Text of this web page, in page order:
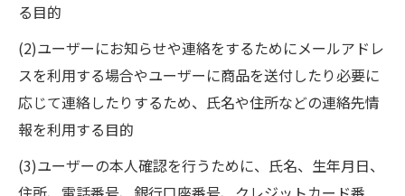
る目的
(2)ユーザーにお知らせや連絡をするためにメールアドレ
スを利用する場合やユーザーに商品を送付したり必要に
応じて連絡したりするため、氏名や住所などの連絡先情
報を利用する目的
(3)ユーザーの本人確認を行うために、氏名、生年月日、